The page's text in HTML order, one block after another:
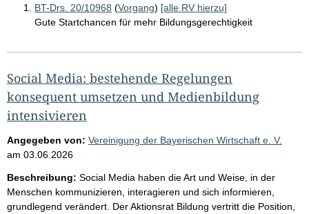
BT-Drs. 20/10968 (Vorgang) [alle RV hierzu]
Gute Startchancen für mehr Bildungsgerechtigkeit
Social Media: bestehende Regelungen
konsequent umsetzen und Medienbildung
intensivieren
Angegeben von: Vereinigung der Bayerischen Wirtschaft e. V.
am 03.06.2026
Beschreibung: Social Media haben die Art und Weise, in der
Menschen kommunizieren, interagieren und sich informieren,
grundlegend verändert. Der Aktionsrat Bildung vertritt die Position,